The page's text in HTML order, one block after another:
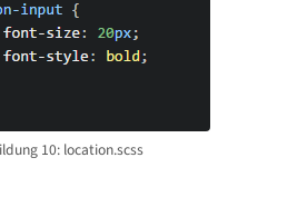
10: location.scss